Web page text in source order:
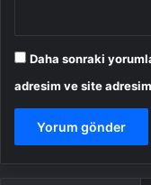
Daha sonraki
adresim ve site